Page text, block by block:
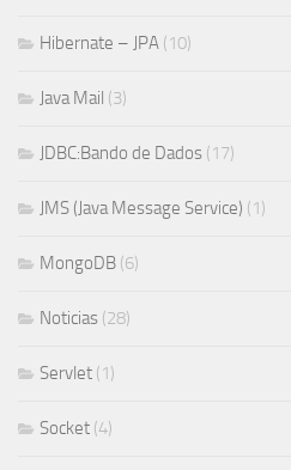
Hibernate – JPA (10)
Java Mail (3)
JDBC:Bando de Dados (17)
JMS (Java Message Service) (1)
MongoDB (6)
Noticias (28)
Servlet (1)
Socket (4)